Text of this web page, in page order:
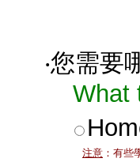
‧您需要
What
注意 ：有些